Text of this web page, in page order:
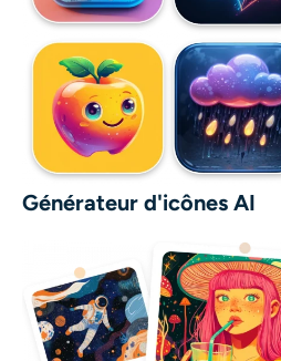
Générateur d'icônes AI